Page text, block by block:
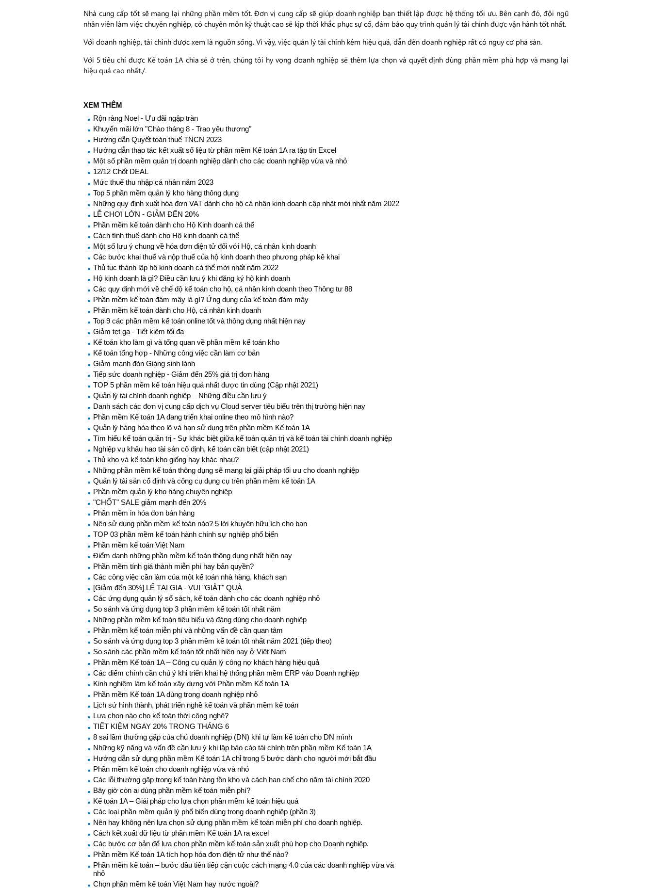
Nhà cung cấp tốt sẽ mang lại những phần mềm tốt. Đơn vị cung cấp sẽ giúp doanh nghiệp bạn thiết lập được hệ thống tối ưu. Bên cạnh đó, đội ngũ
nhân viên làm việc chuyên nghiệp, có chuyên môn kỹ thuật cao sẽ kịp thời khắc phục sự cố, đảm bảo quy trình quản lý tài chính được vận hành tốt nhất.
Với doanh nghiệp, tài chính được xem là nguồn sống. Vì vậy, việc quản lý tài chính kém hiệu quả, dẫn đến doanh nghiệp rất có nguy cơ phá sản.
Với 5 tiêu chí được Kế toán 1A chia sẻ ở trên, chúng tôi hy vọng doanh nghiệp sẽ thêm lựa chọn và quyết định dùng phần mềm phù hợp và mang lại
hiệu quả cao nhất./.
XEM THÊM
Rộn ràng Noel - Ưu đãi ngập tràn
Khuyến mãi lớn "Chào tháng 8 - Trao yêu thương"
Hướng dẫn Quyết toán thuế TNCN 2023
Hướng dẫn thao tác kết xuất số liệu từ phần mềm Kế toán 1A ra tập tin Excel
Một số phần mềm quản trị doanh nghiệp dành cho các doanh nghiệp vừa và nhỏ
12/12 Chốt DEAL
Mức thuế thu nhập cá nhân năm 2023
Top 5 phần mềm quản lý kho hàng thông dụng
Những quy định xuất hóa đơn VAT dành cho hộ cá nhân kinh doanh cập nhật mới nhất năm 2022
LỄ CHƠI LỚN - GIẢM ĐẾN 20%
Phần mềm kế toán dành cho Hộ Kinh doanh cá thể
Cách tính thuế dành cho Hộ kinh doanh cá thể
Một số lưu ý chung về hóa đơn điện tử đối với Hộ, cá nhân kinh doanh
Các bước khai thuế và nộp thuế của hộ kinh doanh theo phương pháp kê khai
Thủ tục thành lập hộ kinh doanh cá thể mới nhất năm 2022
Hộ kinh doanh là gì? Điều cần lưu ý khi đăng ký hộ kinh doanh
Các quy định mới về chế độ kế toán cho hộ, cá nhân kinh doanh theo Thông tư 88
Phần mềm kế toán đám mây là gì? Ứng dụng của kế toán đám mây
Phần mềm kế toán dành cho Hộ, cá nhân kinh doanh
Top 9 các phần mềm kế toán online tốt và thông dụng nhất hiện nay
Giảm tẹt ga - Tiết kiệm tối đa
Kế toán kho làm gì và tổng quan về phần mềm kế toán kho
Kế toán tổng hợp - Những công việc cần làm cơ bản
Giảm mạnh đón Giáng sinh lành
Tiếp sức doanh nghiệp - Giảm đến 25% giá trị đơn hàng
TOP 5 phần mềm kế toán hiệu quả nhất được tin dùng (Cập nhật 2021)
Quản lý tài chính doanh nghiệp – Những điều cần lưu ý
Danh sách các đơn vị cung cấp dịch vụ Cloud server tiêu biểu trên thị trường hiện nay
Phần mềm Kế toán 1A đang triển khai online theo mô hình nào?
Quản lý hàng hóa theo lô và hạn sử dụng trên phần mềm Kế toán 1A
Tìm hiểu kế toán quản trị - Sự khác biệt giữa kế toán quản trị và kế toán tài chính doanh nghiệp
Nghiệp vụ khấu hao tài sản cố định, kế toán cần biết (cập nhật 2021)
Thủ kho và kế toán kho giống hay khác nhau?
Những phần mềm kế toán thông dụng sẽ mang lại giải pháp tối ưu cho doanh nghiệp
Quản lý tài sản cố định và công cụ dụng cụ trên phần mềm kế toán 1A
Phần mềm quản lý kho hàng chuyên nghiệp
"CHỐT" SALE giảm mạnh đến 20%
Phần mềm in hóa đơn bán hàng
Nên sử dụng phần mềm kế toán nào? 5 lời khuyên hữu ích cho bạn
TOP 03 phần mềm kế toán hành chính sự nghiệp phổ biến
Phần mềm kế toán Việt Nam
Điểm danh những phần mềm kế toán thông dụng nhất hiện nay
Phần mềm tính giá thành miễn phí hay bản quyền?
Các công việc cần làm của một kế toán nhà hàng, khách sạn
[Giảm đến 30%] LỂ TẠI GIA - VUI "GIẬT" QUÀ
Các ứng dụng quản lý sổ sách, kế toán dành cho các doanh nghiệp nhỏ
So sánh và ứng dụng top 3 phần mềm kế toán tốt nhất năm
Những phần mềm kế toán tiêu biểu và đáng dùng cho doanh nghiệp
Phần mềm kế toán miễn phí và những vấn đề cần quan tâm
So sánh và ứng dụng top 3 phần mềm kế toán tốt nhất năm 2021 (tiếp theo)
So sánh các phần mềm kế toán tốt nhất hiện nay ở Việt Nam
Phần mềm Kế toán 1A – Công cụ quản lý công nợ khách hàng hiệu quả
Các điểm chính cần chú ý khi triển khai hệ thống phần mềm ERP vào Doanh nghiệp
Kinh nghiệm làm kế toán xây dựng với Phần mềm Kế toán 1A
Phần mềm Kế toán 1A dùng trong doanh nghiệp nhỏ
Lịch sử hình thành, phát triển nghề kế toán và phần mềm kế toán
Lựa chọn nào cho kế toán thời công nghệ?
TIẾT KIỆM NGAY 20% TRONG THÁNG 6
8 sai lầm thường gặp của chủ doanh nghiệp (DN) khi tự làm kế toán cho DN mình
Những kỹ năng và vấn đề cần lưu ý khi lập báo cáo tài chính trên phần mềm Kế toán 1A
Hướng dẫn sử dụng phần mềm Kế toán 1A chỉ trong 5 bước dành cho người mới bắt đầu
Phần mềm kế toán cho doanh nghiệp vừa và nhỏ
Các lỗi thường gặp trong kế toán hàng tồn kho và cách hạn chế cho năm tài chính 2020
Bây giờ còn ai dùng phần mềm kế toán miễn phí?
Kế toán 1A – Giải pháp cho lựa chọn phần mềm kế toán hiệu quả
Các loại phần mềm quản lý phổ biến dùng trong doanh nghiệp (phần 3)
Nên hay không nên lựa chọn sử dụng phần mềm kế toán miễn phí cho doanh nghiệp.
Cách kết xuất dữ liệu từ phần mềm Kế toán 1A ra excel
Các bước cơ bản để lựa chọn phần mềm kế toán sản xuất phù hợp cho Doanh nghiệp.
Phần mềm Kế toán 1A tích hợp hóa đơn điện tử như thế nào?
Phần mềm kế toán – bước đầu tiên tiếp cận cuộc cách mạng 4.0 của các doanh nghiệp vừa và
nhỏ
Chọn phần mềm kế toán Việt Nam hay nước ngoài?